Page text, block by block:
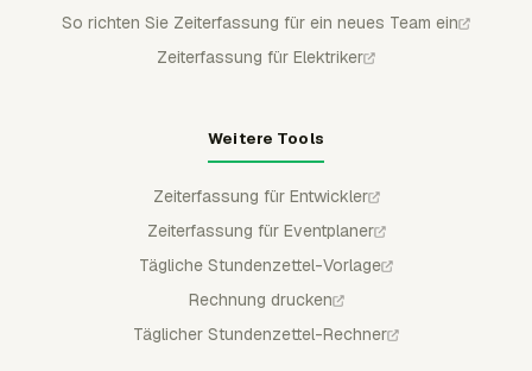
So richten Sie Zeiterfassung für ein neues Team ein
Zeiterfassung für Elektriker
Weitere Tools
Zeiterfassung für Entwickler
Zeiterfassung für Eventplaner
Tägliche Stundenzettel-Vorlage
Rechnung drucken
Täglicher Stundenzettel-Rechner